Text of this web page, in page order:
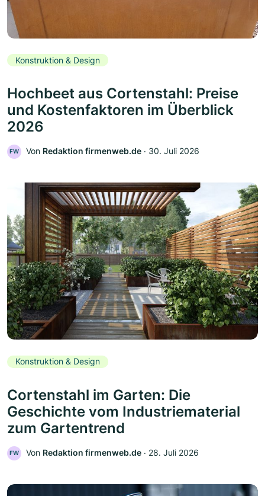
Konstruktion & Design
Hochbeet aus Cortenstahl: Preise
und Kostenfaktoren im Überblick
2026
FW Von Redaktion firmenweb.de ‧ 30. Juli 2026
Konstruktion & Design
Cortenstahl im Garten: Die
Geschichte vom Industriematerial
zum Gartentrend
FW Von Redaktion firmenweb.de ‧ 28. Juli 2026